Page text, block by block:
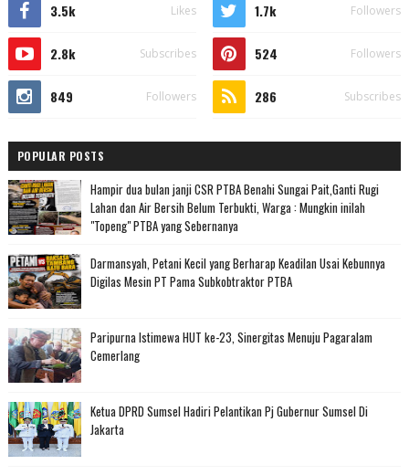
3.5k Likes 1.7k Followers
2.8k Subscribes 524 Followers
849 Followers 286 Subscribes
POPULAR POSTS
Hampir dua bulan janji CSR PTBA Benahi Sungai Pait,Ganti Rugi
Lahan dan Air Bersih Belum Terbukti, Warga : Mungkin inilah
"Topeng" PTBA yang Sebernanya
Darmansyah, Petani Kecil yang Berharap Keadilan Usai Kebunnya
Digilas Mesin PT Pama Subkobtraktor PTBA
Paripurna Istimewa HUT ke-23, Sinergitas Menuju Pagaralam
Cemerlang
Ketua DPRD Sumsel Hadiri Pelantikan Pj Gubernur Sumsel Di
Jakarta